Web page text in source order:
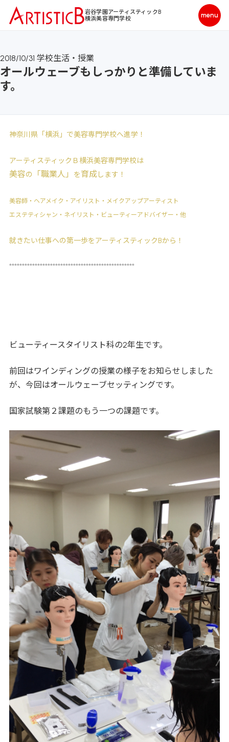
岩谷学園アーティスティックB
横浜美容専門学校
2018/10/31 学校生活・授業
オールウェーブもしっかりと準備していま
す。
神奈川県「横浜」で美容専門学校へ進学！
アーティスティックＢ横浜美容専門学校は
美容の 「職業人」 を育成します！
美容師・ヘアメイク・アイリスト・メイクアップアーティスト
エステティシャン・ネイリスト・ビューティーアドバイザー・他
就きたい仕事への第一歩をアーティスティックBから！
*************************************************
ビューティースタイリスト科の2年生です。
前回はワインディングの授業の様子をお知らせしました
が、今回はオールウェーブセッティングです。
国家試験第２課題のもう一つの課題です。